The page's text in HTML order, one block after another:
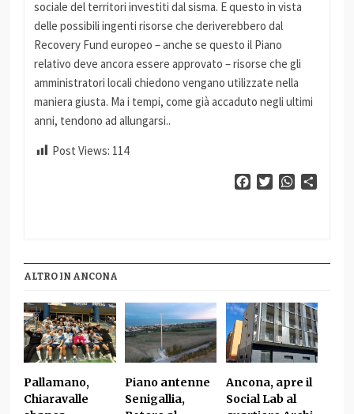
sociale del territori investiti dal sisma. E questo in vista
delle possibili ingenti risorse che deriverebbero dal
Recovery Fund europeo – anche se questo il Piano
relativo deve ancora essere approvato – risorse che gli
amministratori locali chiedono vengano utilizzate nella
maniera giusta. Ma i tempi, come già accaduto negli ultimi
anni, tendono ad allungarsi..
Post Views: 114
FacebookTwitterWhatsApp
ALTRO IN ANCONA
Pallamano,
Chiaravalle
Piano antenne
Senigallia,
Ancona, apre il
Social Lab al